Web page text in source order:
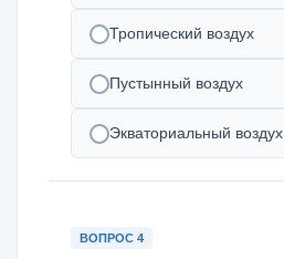
Тропический воздух
Пустынный воздух
Экваториальный воздух
ВОПРОС 4